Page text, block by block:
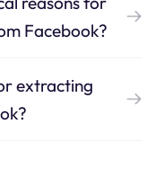
Facebook?
extracting